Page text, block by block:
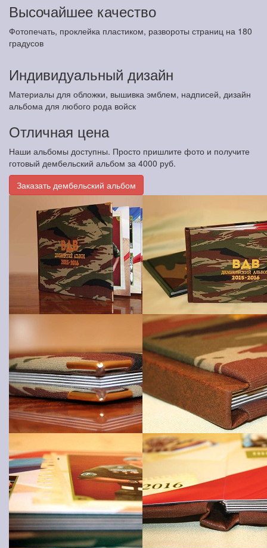
Высочайшее качество
Фотопечать, проклейка пластиком, развороты страниц на 180
градусов
Индивидуальный дизайн
Материалы для обложки, вышивка эмблем, надписей, дизайн
альбома для любого рода войск
Отличная цена
Наши альбомы доступны. Просто пришлите фото и получите
готовый дембельский альбом за 4000 руб.
Заказать дембельский альбом